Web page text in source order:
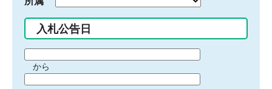
入札公告日
間から